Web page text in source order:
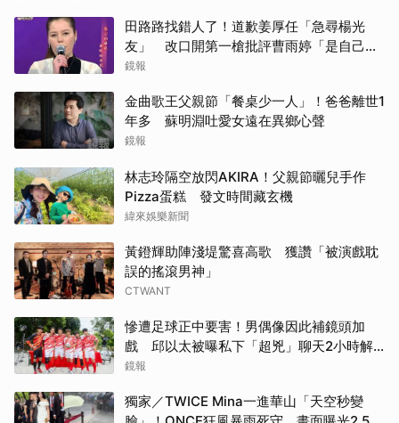
田路路找錯人了！道歉姜厚任「急尋楊光
友」 改口開第一槍批評曹雨婷「是自己太
衝動」
鏡報
金曲歌王父親節「餐桌少一人」！爸爸離世1
年多 蘇明淵吐愛女遠在異鄉心聲
鏡報
林志玲隔空放閃AKIRA！父親節曬兒手作
Pizza蛋糕 發文時間藏玄機
緯來娛樂新聞
黃鐙輝助陣淺堤驚喜高歌 獲讚「被演戲耽
誤的搖滾男神」
CTWANT
慘遭足球正中要害！男偶像因此補鏡頭加
戲 邱以太被曝私下「超兇」聊天2小時解
心結
鏡報
獨家／TWICE Mina一進華山「天空秒變